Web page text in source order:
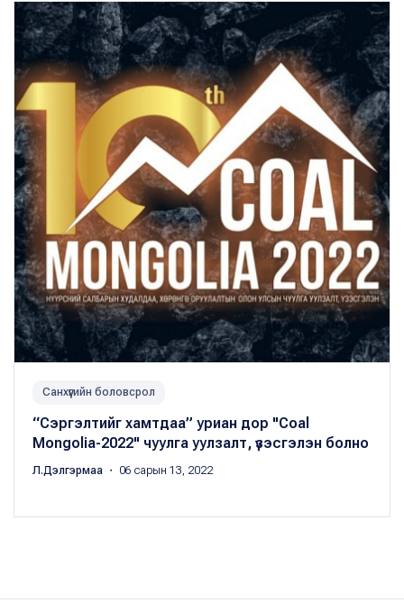
Санхүүгийн боловсрол
“Сэргэлтийг хамтдаа” уриан дор "Coal
Mongolia-2022" чуулга уулзалт, үзэсгэлэн болно
Л.Дэлгэрмаа ・ 06 сарын 13, 2022